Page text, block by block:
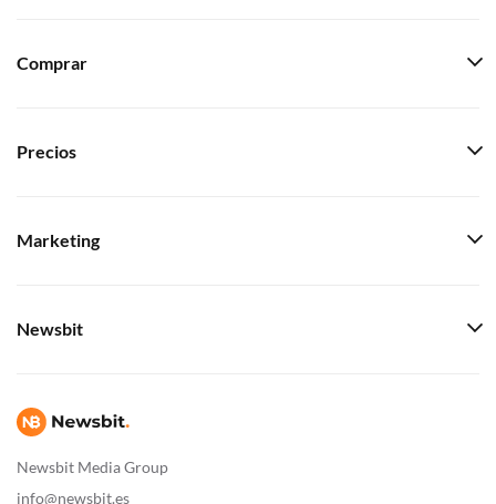
Newsbit Media Group
info@newsbit.es
Comprar
Precios
Marketing
Newsbit